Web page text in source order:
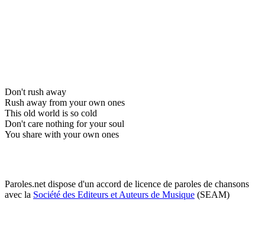
Don't rush away
Rush away from your own ones
This old world is so cold
Don't care nothing for your soul
You share with your own ones
Paroles.net dispose d'un accord de licence de paroles de chansons
avec la Société des Editeurs et Auteurs de Musique (SEAM)